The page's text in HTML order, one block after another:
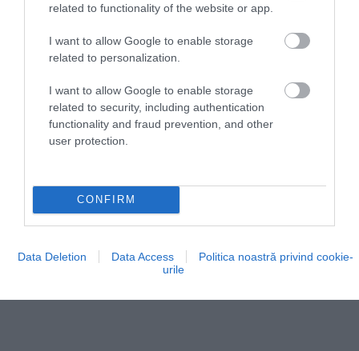
related to functionality of the website or app.
I want to allow Google to enable storage
related to personalization.
I want to allow Google to enable storage
related to security, including authentication
functionality and fraud prevention, and other
user protection.
CONFIRM
Data Deletion Data Access
Politica noastră privind cookie-
urile
halálozásra mindössze három születés jut.